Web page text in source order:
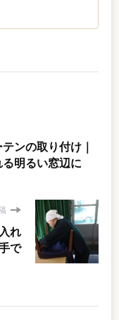
ンの取り付け｜
明るい窓辺に
れ
で